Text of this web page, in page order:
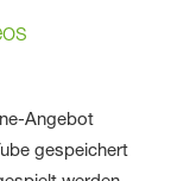
Angebot
gespeichert